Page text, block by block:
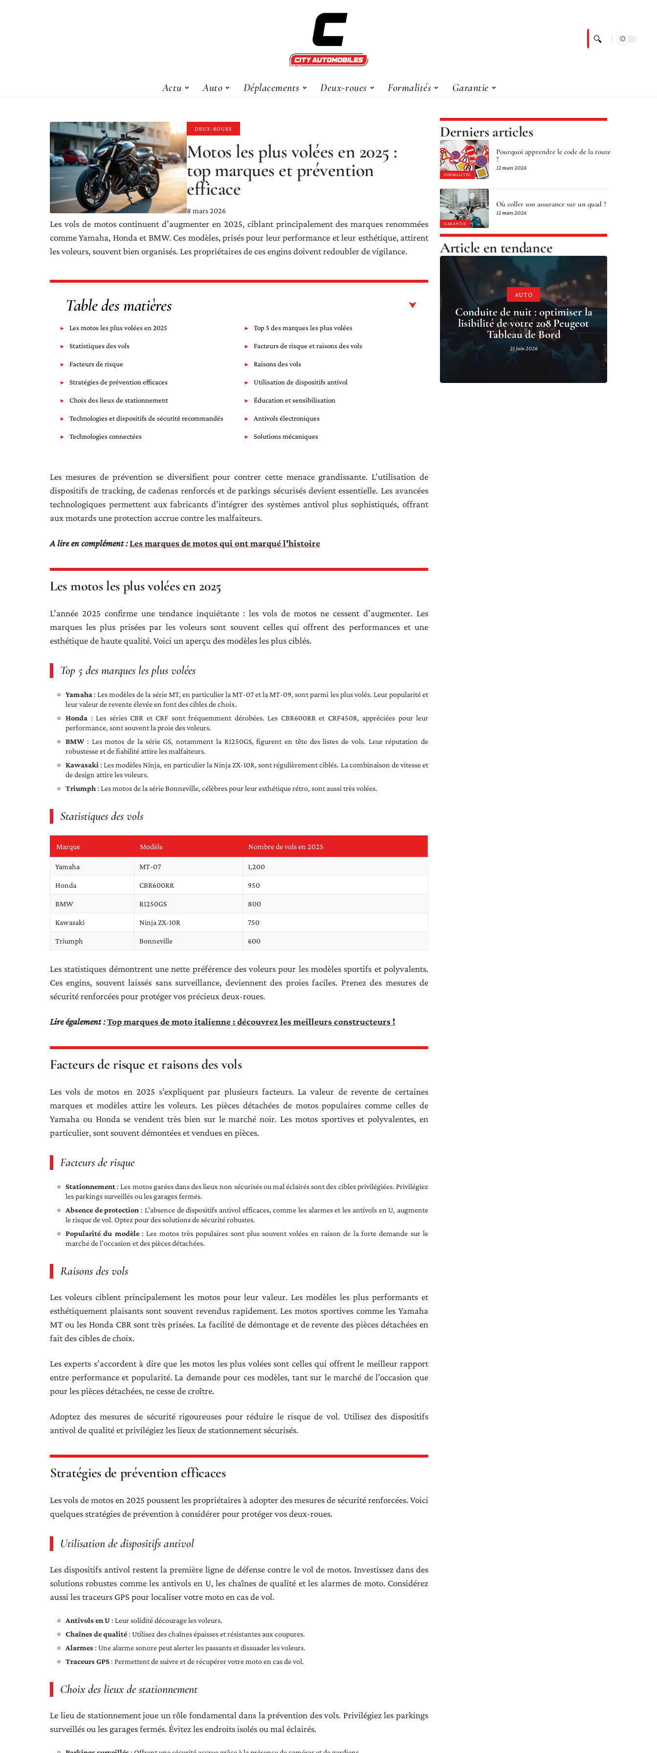
Actu Auto Déplacements Deux-roues Formalités Garantie
DEUX-ROUES
Motos les plus volées en 2025 :
top marques et prévention
efficace
8 mars 2026
Les vols de motos continuent d’augmenter en 2025, ciblant principalement des marques renommées
comme Yamaha, Honda et BMW. Ces modèles, prisés pour leur performance et leur esthétique, attirent
les voleurs, souvent bien organisés. Les propriétaires de ces engins doivent redoubler de vigilance.
Table des matières
Les motos les plus volées en 2025 Top 5 des marques les plus volées
Statistiques des vols Facteurs de risque et raisons des vols
Facteurs de risque Raisons des vols
Stratégies de prévention efficaces Utilisation de dispositifs antivol
Choix des lieux de stationnement Éducation et sensibilisation
Technologies et dispositifs de sécurité recommandés Antivols électroniques
Technologies connectées Solutions mécaniques
Les mesures de prévention se diversifient pour contrer cette menace grandissante. L’utilisation de
dispositifs de tracking, de cadenas renforcés et de parkings sécurisés devient essentielle. Les avancées
technologiques permettent aux fabricants d’intégrer des systèmes antivol plus sophistiqués, offrant
aux motards une protection accrue contre les malfaiteurs.
A lire en complément :Les marques de motos qui ont marqué l'histoire
Les motos les plus volées en 2025
L’année 2025 confirme une tendance inquiétante : les vols de motos ne cessent d’augmenter. Les
marques les plus prisées par les voleurs sont souvent celles qui offrent des performances et une
esthétique de haute qualité. Voici un aperçu des modèles les plus ciblés.
Top 5 des marques les plus volées
Yamaha : Les modèles de la série MT, en particulier la MT-07 et la MT-09, sont parmi les plus volés. Leur popularité et
leur valeur de revente élevée en font des cibles de choix.
Honda : Les séries CBR et CRF sont fréquemment dérobées. Les CBR600RR et CRF450R, appréciées pour leur
performance, sont souvent la proie des voleurs.
BMW: Les motos de la série GS, notamment la R1250GS, figurent en tête des listes de vols. Leur réputation de
robustesse et de fiabilité attire les malfaiteurs.
Kawasaki : Les modèles Ninja, en particulier la Ninja ZX-10R, sont régulièrement ciblés. La combinaison de vitesse et
de design attire les voleurs.
Triumph : Les motos de la série Bonneville, célèbres pour leur esthétique rétro, sont aussi très volées.
Statistiques des vols
Marque Modèle Nombre de vols en 2025
Yamaha MT-07 1,200
Honda CBR600RR 950
BMW R1250GS 800
Kawasaki Ninja ZX-10R 750
Triumph Bonneville 600
Les statistiques démontrent une nette préférence des voleurs pour les modèles sportifs et polyvalents.
Ces engins, souvent laissés sans surveillance, deviennent des proies faciles. Prenez des mesures de
sécurité renforcées pour protéger vos précieux deux-roues.
Lire également :Top marques de moto italienne : découvrez les meilleurs constructeurs !
Facteurs de risque et raisons des vols
Les vols de motos en 2025 s’expliquent par plusieurs facteurs. La valeur de revente de certaines
marques et modèles attire les voleurs. Les pièces détachées de motos populaires comme celles de
Yamaha ou Honda se vendent très bien sur le marché noir. Les motos sportives et polyvalentes, en
particulier, sont souvent démontées et vendues en pièces.
Facteurs de risque
Stationnement : Les motos garées dans des lieux non sécurisés ou mal éclairés sont des cibles privilégiées. Privilégiez
les parkings surveillés ou les garages fermés.
Absence de protection : L’absence de dispositifs antivol efficaces, comme les alarmes et les antivols en U, augmente
le risque de vol. Optez pour des solutions de sécurité robustes.
Popularité du modèle: Les motos très populaires sont plus souvent volées en raison de la forte demande sur le
marché de l’occasion et des pièces détachées.
Raisons des vols
Les voleurs ciblent principalement les motos pour leur valeur. Les modèles les plus performants et
esthétiquement plaisants sont souvent revendus rapidement. Les motos sportives comme les Yamaha
MT ou les Honda CBR sont très prisées. La facilité de démontage et de revente des pièces détachées en
fait des cibles de choix.
Les experts s’accordent à dire que les motos les plus volées sont celles qui offrent le meilleur rapport
entre performance et popularité. La demande pour ces modèles, tant sur le marché de l’occasion que
pour les pièces détachées, ne cesse de croître.
Adoptez des mesures de sécurité rigoureuses pour réduire le risque de vol. Utilisez des dispositifs
antivol de qualité et privilégiez les lieux de stationnement sécurisés.
Stratégies de prévention efficaces
Les vols de motos en 2025 poussent les propriétaires à adopter des mesures de sécurité renforcées. Voici
quelques stratégies de prévention à considérer pour protéger vos deux-roues.
Utilisation de dispositifs antivol
Les dispositifs antivol restent la première ligne de défense contre le vol de motos. Investissez dans des
solutions robustes comme les antivols en U, les chaînes de qualité et les alarmes de moto. Considérez
aussi les traceurs GPS pour localiser votre moto en cas de vol.
Antivols en U : Leur solidité décourage les voleurs.
Chaînes de qualité : Utilisez des chaînes épaisses et résistantes aux coupures.
Alarmes : Une alarme sonore peut alerter les passants et dissuader les voleurs.
Traceurs GPS : Permettent de suivre et de récupérer votre moto en cas de vol.
Choix des lieux de stationnement
Le lieu de stationnement joue un rôle fondamental dans la prévention des vols. Privilégiez les parkings
surveillés ou les garages fermés. Évitez les endroits isolés ou mal éclairés.
Derniers articles
FORMALITÉS
Pourquoi apprendre le code de la route
?
12 mars 2026
GARANTIE
Où coller son assurance sur un quad ?
12 mars 2026
Article en tendance
AUTO
Conduite de nuit : optimiser la
lisibilité de votre 208 Peugeot
Tableau de Bord
21 juin 2026